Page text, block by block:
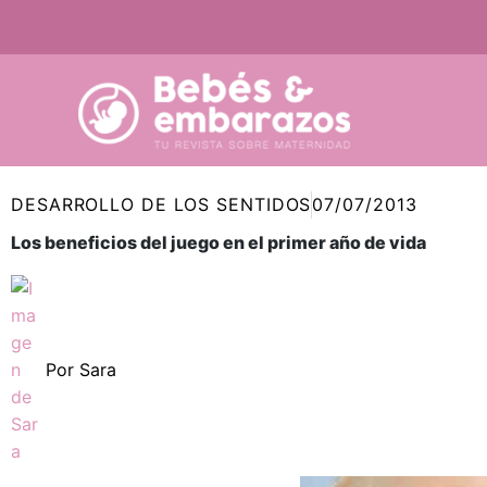
DESARROLLO DE LOS SENTIDOS07/07/2013
Los beneficios del juego en el primer año de vida
Por Sara